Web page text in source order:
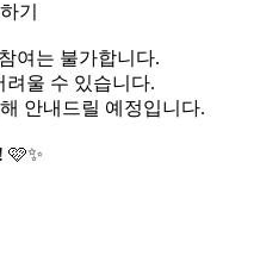
기
여는 불가합니다.
울 수 있습니다.
안내드릴 예정입니다.
🩷✨